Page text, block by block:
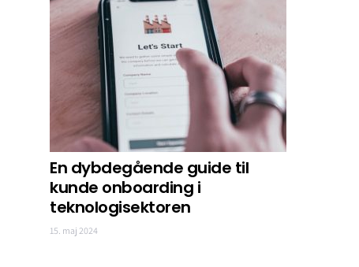
En dybdegående guide til
kunde onboarding i
teknologisektoren
15. maj 2024